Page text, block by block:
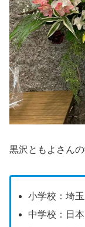
黒沢ともよさん
小学校：埼
中学校：日